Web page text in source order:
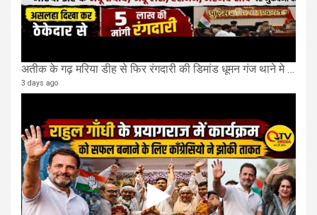
अतीक के गढ़ मरिया डीह से फिर रंगदारी की डिमांड धूमन गंज थाने मे 4 के खिलाफ मुकदमा दर्ज
3 days ago